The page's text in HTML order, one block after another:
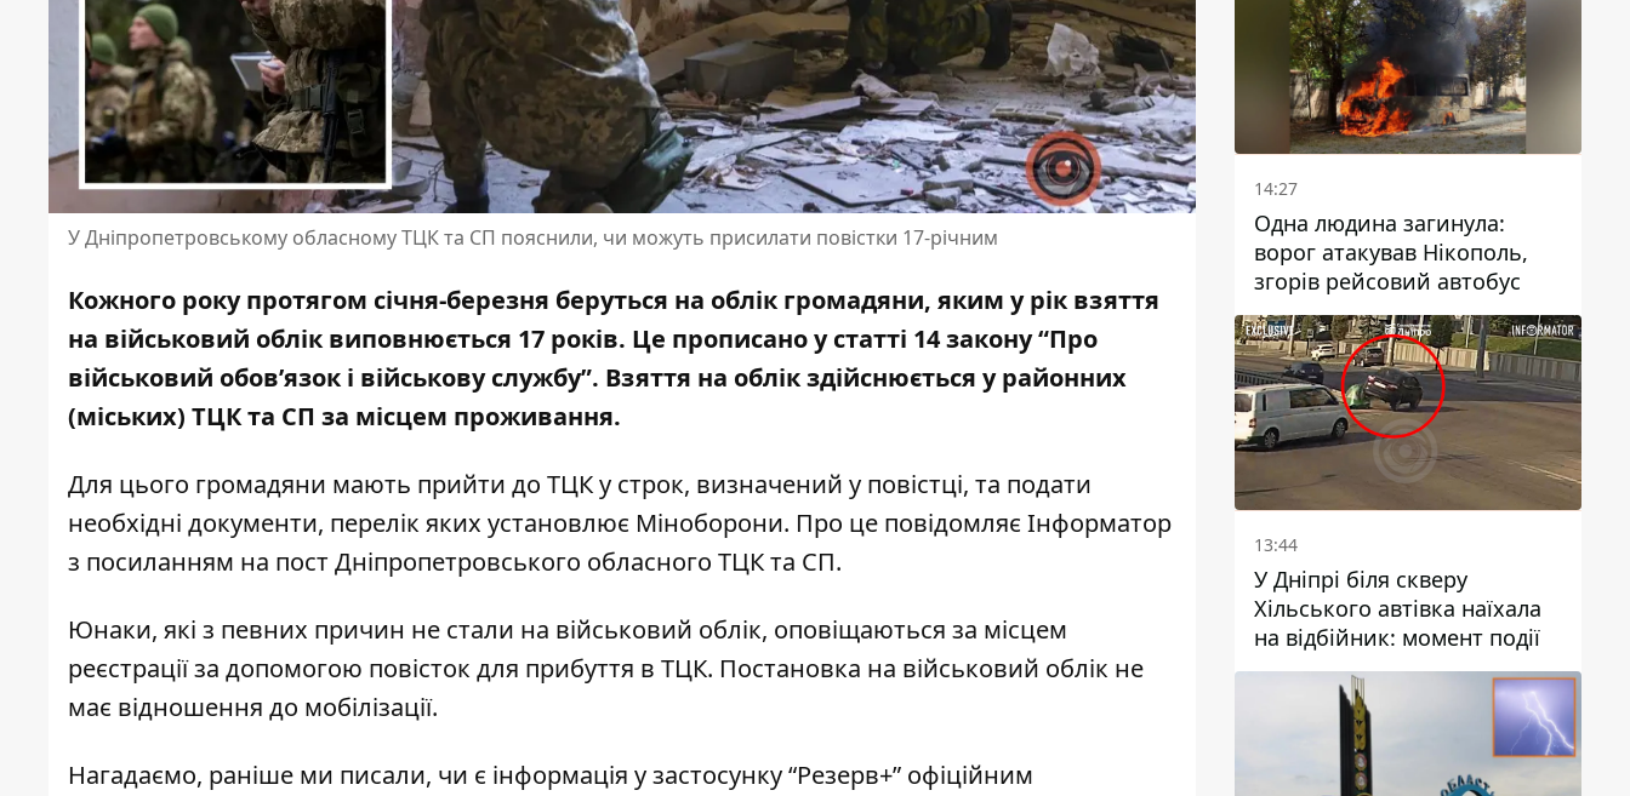
У Дніпропетровському обласному ТЦК та СП пояснили, чи можуть присилати повістки 17-річним
Кожного року протягом січня-березня беруться на облік громадяни, яким у рік взяття
на військовий облік виповнюється 17 років. Це прописано у статті 14 закону “Про
військовий обов’язок і військову службу”. Взяття на облік здійснюється у районних
(міських) ТЦК та СП за місцем проживання.
Для цього громадяни мають прийти до ТЦК у строк, визначений у повістці, та подати
необхідні документи, перелік яких установлює Міноборони. Про це повідомляє Інформатор
з посиланням на пост Дніпропетровського обласного ТЦК та СП.
Юнаки, які з певних причин не стали на військовий облік, оповіщаються за місцем
реєстрації за допомогою повісток для прибуття в ТЦК. Постановка на військовий облік не
має відношення до мобілізації.
Нагадаємо, раніше ми писали, чи є інформація у застосунку “Резерв+” офіційним
14:27
Одна людина загинула:
ворог атакував Нікополь,
згорів рейсовий автобус
13:44
У Дніпрі біля скверу
Хільського автівка наїхала
на відбійник: момент події